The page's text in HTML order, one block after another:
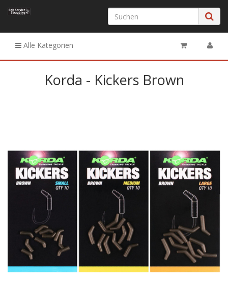
Alle Kategorien
Korda - Kickers Brown